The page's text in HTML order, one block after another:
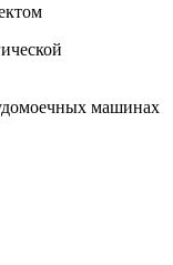
машинах